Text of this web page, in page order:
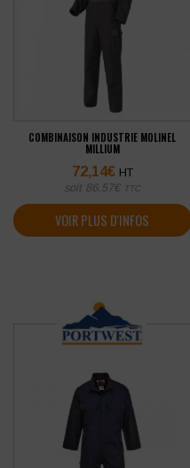
COMBINAISON INDUSTRIE MOLINEL
MILLIUM
72,14€ HT
soit 86,57€ TTC
VOIR PLUS D'INFOS